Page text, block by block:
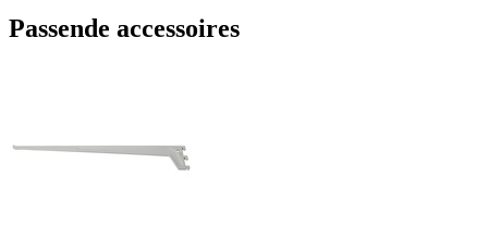
Passende accessoires